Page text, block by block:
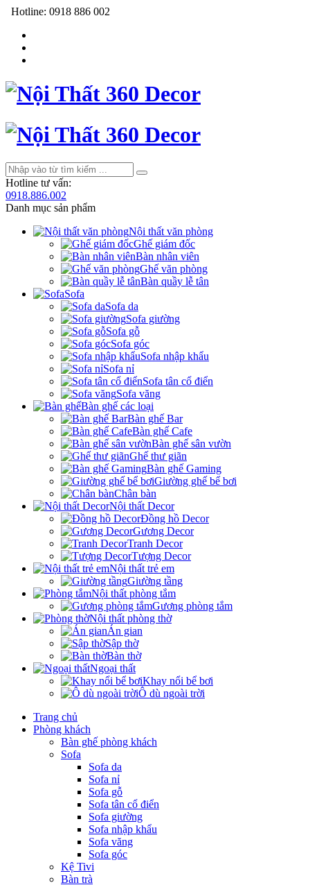
Hotline: 0918 886 002
Hotline tư vấn:
0918.886.002
Danh mục sản phẩm
Nội thất văn phòng
Ghế giám đốc
Bàn nhân viên
Ghế văn phòng
Bàn quầy lễ tân
Sofa
Sofa da
Sofa giường
Sofa gỗ
Sofa góc
Sofa nhập khẩu
Sofa nỉ
Sofa tân cổ điển
Sofa văng
Bàn ghế các loại
Bàn ghế Bar
Bàn ghế Cafe
Bàn ghế sân vườn
Ghế thư giãn
Bàn ghế Gaming
Giường ghế bể bơi
Chân bàn
Nội thất Decor
Đồng hồ Decor
Gương Decor
Tranh Decor
Tượng Decor
Nội thất trẻ em
Giường tầng
Nội thất phòng tắm
Gương phòng tắm
Nội thất phòng thờ
Án gian
Sập thờ
Bàn thờ
Ngoại thất
Khay nổi bể bơi
Ô dù ngoài trời
Trang chủ
Phòng khách
Bàn ghế phòng khách
Sofa
Sofa da
Sofa nỉ
Sofa gỗ
Sofa tân cổ điển
Sofa giường
Sofa nhập khẩu
Sofa văng
Sofa góc
Kệ Tivi
Bàn trà